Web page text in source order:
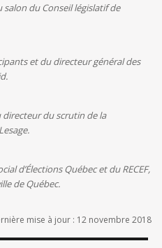
salon du Conseil législatif de
et du directeur général des
directeur du scrutin de la
d’Élections Québec et du RECEF,
de Québec.
mise à jour : 12 novembre 2018